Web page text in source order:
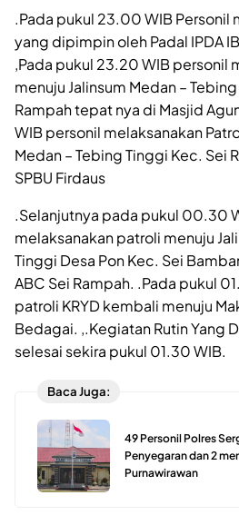
.Pada pukul 23.00 WIB Personil
yang dipimpin oleh Padal IPDA
,Pada pukul 23.20 WIB personil
menuju Jalinsum Medan –
Rampah tepat nya di Masjid
WIB personil melaksanakan
Medan – Tebing Tinggi Kec. Sei
SPBU Firdaus
.Selanjutnya pada pukul 00.30
melaksanakan patroli menuju
Tinggi Desa Pon Kec. Sei
ABC Sei Rampah. .Pada pukul
patroli KRYD kembali menuju
Bedagai. ,.Kegiatan Rutin Yang
selesai sekira pukul 01.30 WIB.
Baca Juga:
49 Personil Polres
Penyegaran dan 2
Purnawirawan